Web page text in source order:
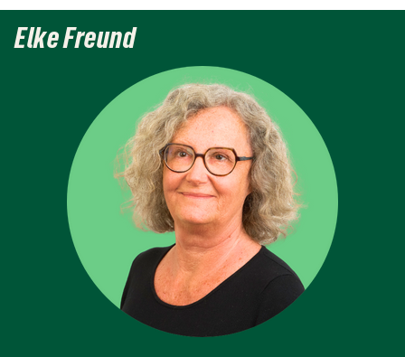
Elke Freund